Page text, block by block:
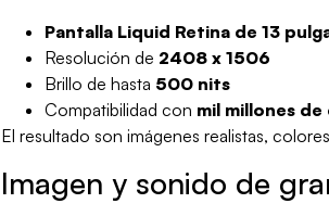
Pantalla Liquid Retina de 13
Resolución de 2408 x 1506
Brillo de hasta 500 nits
Compatibilidad con mil millones
El resultado son imágenes realistas,
Imagen y sonido de